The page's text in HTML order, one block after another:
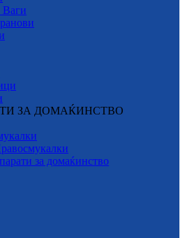
Ваги
ЗА ДОМАЌИНСТВО
за домаќинство